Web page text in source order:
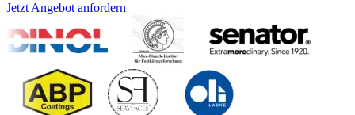
Jetzt Angebot anfordern